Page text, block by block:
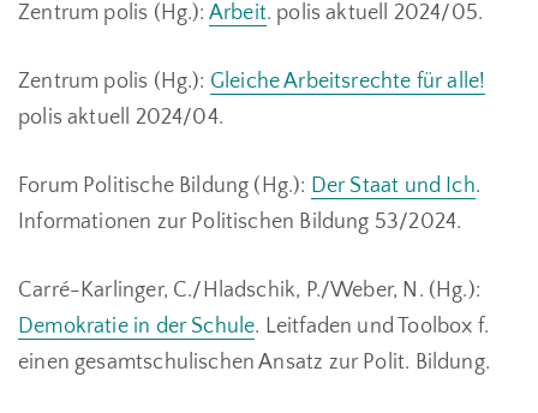
Zentrum polis (Hg.): Arbeit. polis aktuell 2024/05.
Zentrum polis (Hg.): Gleiche Arbeitsrechte für alle!
polis aktuell 2024/04.
Forum Politische Bildung (Hg.): Der Staat und Ich.
Informationen zur Politischen Bildung 53/2024.
Carré-Karlinger, C./Hladschik, P./Weber, N. (Hg.):
Demokratie in der Schule. Leitfaden und Toolbox f.
einen gesamtschulischen Ansatz zur Polit. Bildung.